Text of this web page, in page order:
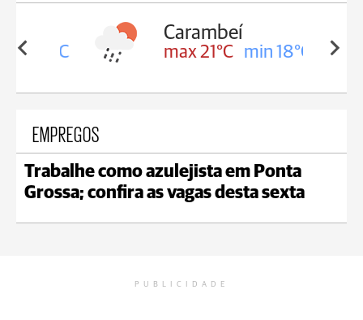
18°C
Carambeí
max 21°C min 18°C
EMPREGOS
Trabalhe como azulejista em Ponta
Grossa; confira as vagas desta sexta
PUBLICIDADE